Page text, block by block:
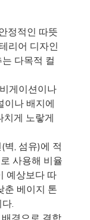
정적인 따뜻
리어 디자인
다목적 컬
게이션이나
이나 배지에
치게 노랗게
, 섬유)에 적
사용해 비율
예상보다 따
춘 베이지 톤
.
경으로 결합